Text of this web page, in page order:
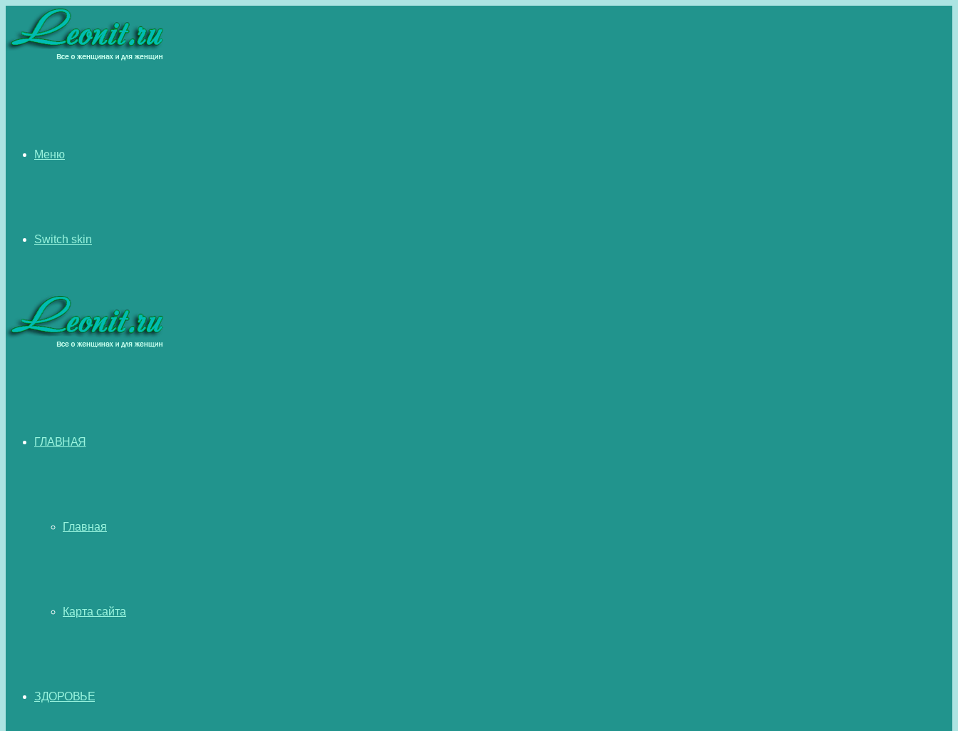
Меню
Switch skin
ГЛАВНАЯ
Главная
Карта сайта
ЗДОРОВЬЕ